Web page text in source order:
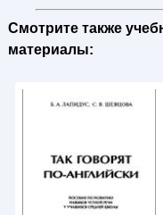
Смотрите также
материалы: